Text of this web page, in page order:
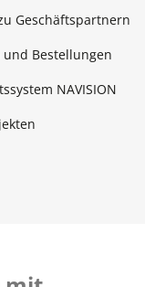
Geschäftspartnern
Bestellungen
NAVISION